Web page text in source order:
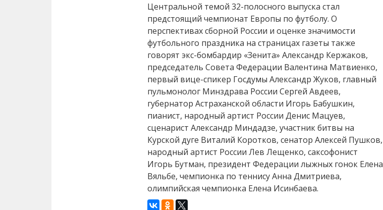
Центральной темой 32-полосного выпуска стал
предстоящий чемпионат Европы по футболу. О
перспективах сборной России и оценке значимости
футбольного праздника на страницах газеты также
говорят экс-бомбардир «Зенита» Александр Кержаков,
председатель Совета Федерации Валентина Матвиенко,
первый вице-спикер Госдумы Александр Жуков, главный
пульмонолог Минздрава России Сергей Авдеев,
губернатор Астраханской области Игорь Бабушкин,
пианист, народный артист России Денис Мацуев,
сценарист Александр Миндадзе, участник битвы на
Курской дуге Виталий Коротков, сенатор Алексей Пушков,
народный артист России Лев Лещенко, саксофонист
Игорь Бутман, президент Федерации лыжных гонок Елена
Вяльбе, чемпионка по теннису Анна Дмитриева,
олимпийская чемпионка Елена Исинбаева.